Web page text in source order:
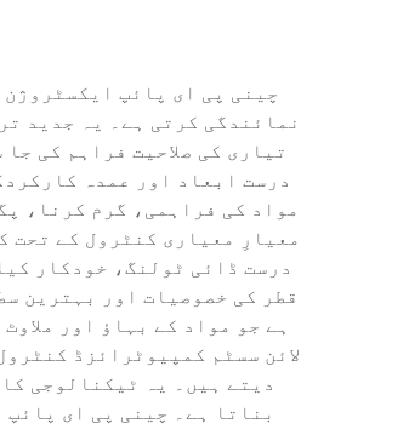
چینی پی ای پائپ
نمائندگی کرتی ہے۔ یہ جدید
تیاری کی صلاحیت فراہم کی
درست ابعاد اور عمدہ
مواد کی فراہمی، گرم کرنا،
معیارِ معیاری کنٹرول کے تحت
درست ڈائی ٹولنگ، خودکار
قطر کی خصوصیات اور بہترین
ہے جو مواد کے بہاؤ اور
لائن سسٹم کمپیوٹرائزڈ
دیتے ہیں۔ یہ ٹیکنالوجی
بناتا ہے۔ چینی پی ای